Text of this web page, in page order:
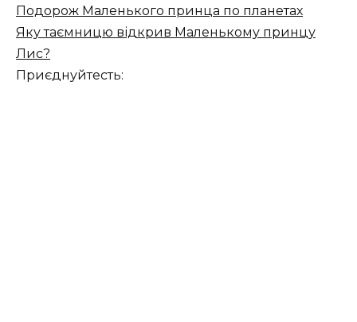
Подорож Маленького принца по планетах
Яку таємницю відкрив Маленькому принцу
Лис?
Приєднуйтесть: